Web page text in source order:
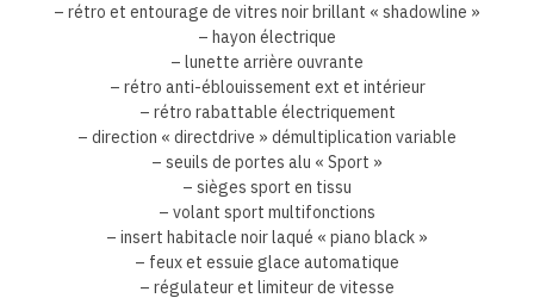
– rétro et entourage de vitres noir brillant « shadowline »
– hayon électrique
– lunette arrière ouvrante
– rétro anti-éblouissement ext et intérieur
– rétro rabattable électriquement
– direction « directdrive » démultiplication variable
– seuils de portes alu « Sport »
– sièges sport en tissu
– volant sport multifonctions
– insert habitacle noir laqué « piano black »
– feux et essuie glace automatique
– régulateur et limiteur de vitesse